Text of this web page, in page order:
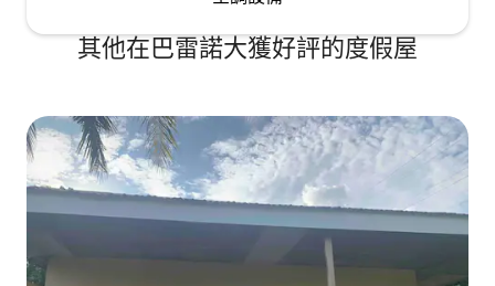
其他在巴雷諾大獲好評的度假屋